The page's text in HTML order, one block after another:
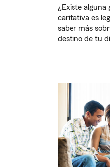
¿Existe alguna
caritativa es
saber más
destino de tu